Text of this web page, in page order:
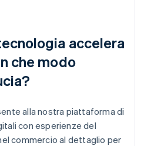
accelera
che modo
alla nostra piattaforma di
con esperienze del
commercio al dettaglio per